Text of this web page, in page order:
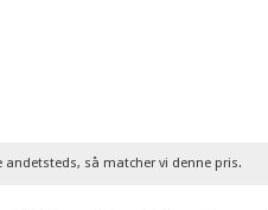
så matcher vi denne pris.